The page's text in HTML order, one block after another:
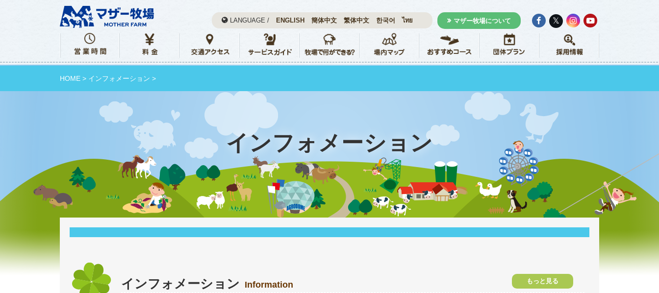
LANGUAGE / ENGLISH 簡体中文 繁体中文 한국어 ไทย 𝕏
マザー牧場について
HOME > インフォメーション >
インフォメーション
インフォメーション Information もっと見る